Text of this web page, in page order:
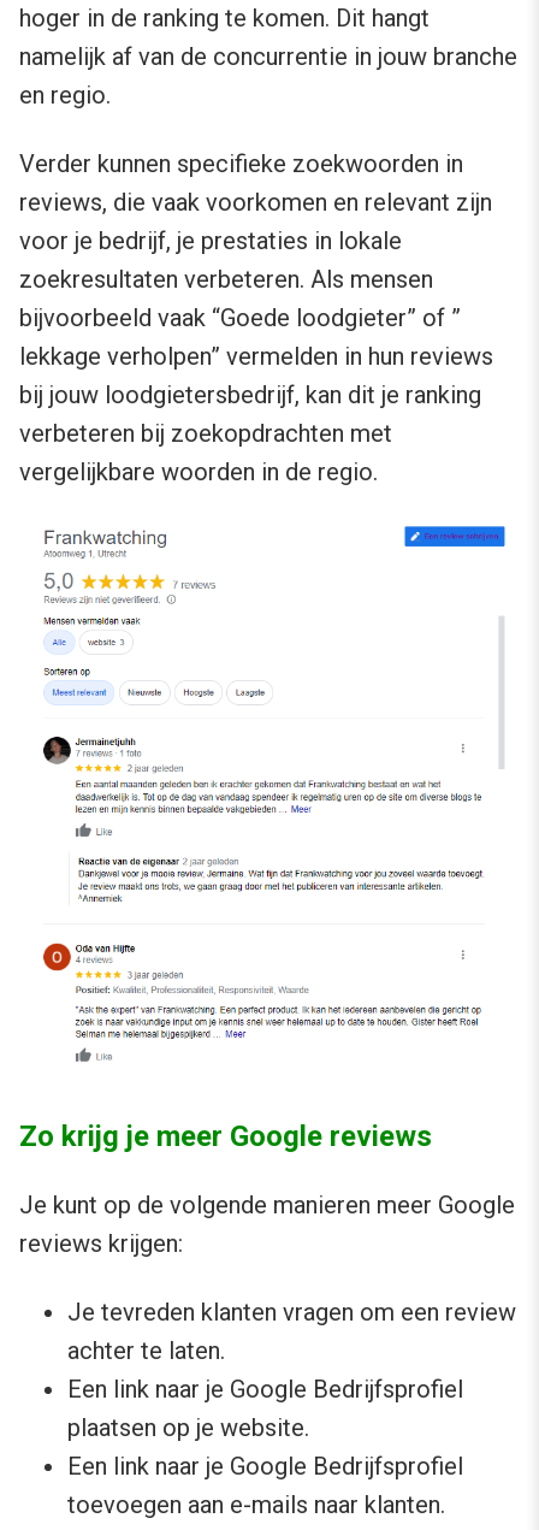
hoger in de ranking te komen. Dit hangt
namelijk af van de concurrentie in jouw branche
en regio.
Verder kunnen specifieke zoekwoorden in
reviews, die vaak voorkomen en relevant zijn
voor je bedrijf, je prestaties in lokale
zoekresultaten verbeteren. Als mensen
bijvoorbeeld vaak “Goede loodgieter” of ”
lekkage verholpen” vermelden in hun reviews
bij jouw loodgietersbedrijf, kan dit je ranking
verbeteren bij zoekopdrachten met
vergelijkbare woorden in de regio.
Zo krijg je meer Google reviews
Je kunt op de volgende manieren meer Google
reviews krijgen:
Je tevreden klanten vragen om een review
achter te laten.
Een link naar je Google Bedrijfsprofiel
plaatsen op je website.
Een link naar je Google Bedrijfsprofiel
toevoegen aan e-mails naar klanten.